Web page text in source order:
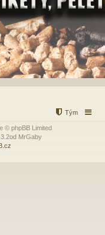
Tým
© phpBB Limited
MrGaby